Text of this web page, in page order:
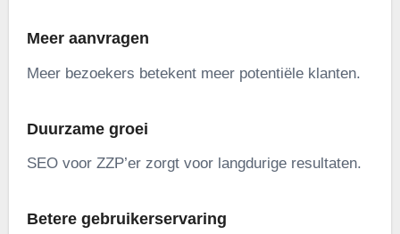
Meer aanvragen
Meer bezoekers betekent meer potentiële klanten.
Duurzame groei
SEO voor ZZP’er zorgt voor langdurige resultaten.
Betere gebruikerservaring